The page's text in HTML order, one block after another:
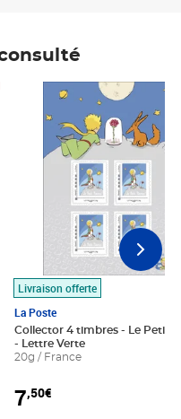
au panier
Livraison offerte
La Poste
Collector 4 timbres - Le Petit
- Lettre Verte
20g / France
7,50€
Prix 7,50€